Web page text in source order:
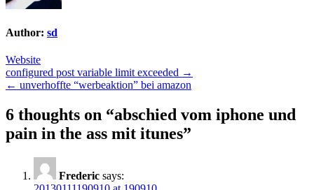
Author: sd
Website
Post
navigation
configured post variable limit exceeded →
← unverhoffte “werbeaktion” bei amazon
6 thoughts on “abschied vom iphone und
pain in the ass mit itunes”
Frederic says: